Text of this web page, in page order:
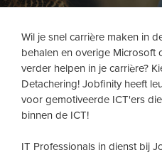
formulier
Wil je snel carrière maken in
behalen en overige Microsoft
verder helpen in je carrière?
Detachering! Jobfinity heeft
voor gemotiveerde ICT'ers
binnen de ICT!
IT Professionals in dienst bij